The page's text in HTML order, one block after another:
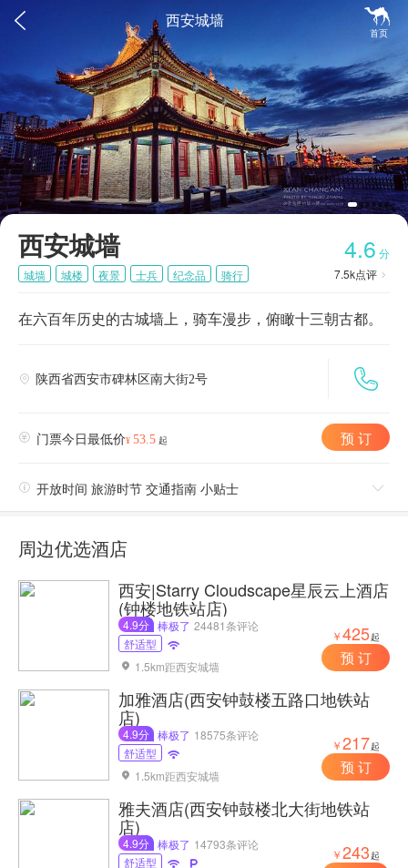
 
首页
西安城墙
西安城墙 4.6 分
7.5k点评 
城墙 城楼 夜景 士兵 纪念品 骑行
在六百年历史的古城墙上，骑车漫步，俯瞰十三朝古都。

 陕西省西安市碑林区南大街2号
 门票今日最低价¥ 53.5 起 预 订
 开放时间 旅游时节 交通指南 小贴士 
周边优选酒店
西安|Starry Cloudscape星辰云上酒店
(钟楼地铁站店)
4.9分 棒极了 24481条评论
舒适型

 1.5km距西安城墙
￥425起
预 订
加雅酒店(西安钟鼓楼五路口地铁站
店)
4.9分 棒极了 18575条评论
舒适型

 1.5km距西安城墙
￥217起
预 订
雅夫酒店(西安钟鼓楼北大街地铁站
店)
4.9分 棒极了 14793条评论
舒适型


￥243起